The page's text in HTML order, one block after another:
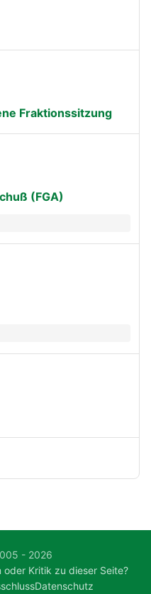
Fraktionssitzung
(FGA)
- 2026
oder Kritik zu dieser Seite?
Datenschutz